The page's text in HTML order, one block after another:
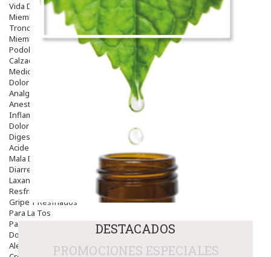
Vida Diaria
Miembro Superior
Tronco
Miembro Inferior
Podología
Calzado
Medicamentos
Dolor E Inflamación
Analgésicos
Anestésicos
Inflamación Articulaciones
Dolor Muscular / Articular
Digestivo
Acidez, Gases Y Ardores
Mala Digestion
Diarrea / Estreñimiento / Vómitos
Laxantes
Resfriados
Gripe Y Resfriados
Para La Tos
Para Descongestionar La Nariz
Dolor De Garganta
Alergias Y Picaduras
DESTACADOS
PROMOCIONES ESPECIALES